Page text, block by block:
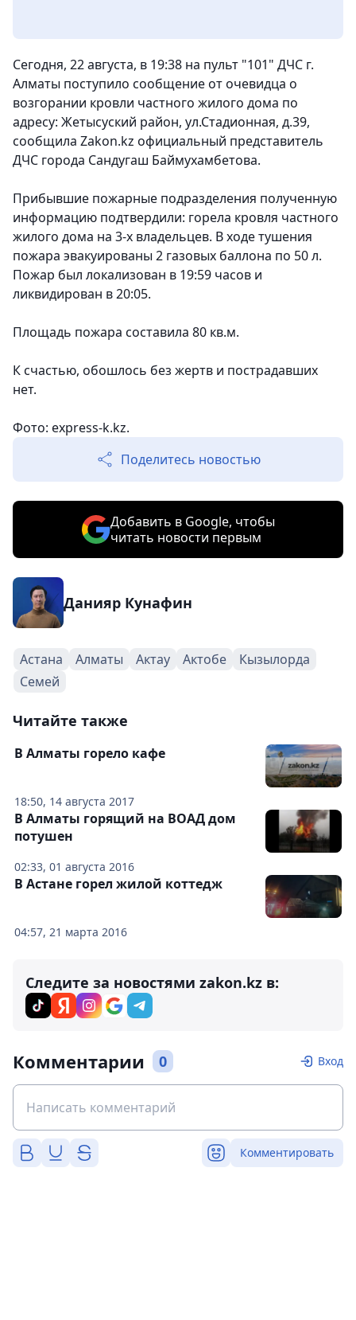
Сегодня, 22 августа, в 19:38 на пульт "101" ДЧС г.
Алматы поступило сообщение от очевидца о
возгорании кровли частного жилого дома по
адресу: Жетысуский район, ул.Стадионная, д.39,
сообщила Zakon.kz официальный представитель
ДЧС города Сандугаш Баймухамбетова.
Прибывшие пожарные подразделения полученную
информацию подтвердили: горела кровля частного
жилого дома на 3-х владельцев. В ходе тушения
пожара эвакуированы 2 газовых баллона по 50 л.
Пожар был локализован в 19:59 часов и
ликвидирован в 20:05.
Площадь пожара составила 80 кв.м.
К счастью, обошлось без жертв и пострадавших
нет.
Фото: express-k.kz.
Поделитесь новостью
Добавить в Google, чтобы
читать новости первым
Данияр Кунафин
Астана Алматы Актау Актобе
Кызылорда
Семей
Читайте также
18:50, 14 августа 2017
В Алматы горело кафе
02:33, 01 августа 2016
В Алматы горящий на ВОАД дом
потушен
04:57, 21 марта 2016
В Астане горел жилой коттедж
Следите за новостями zakon.kz в:
Комментарии 0 Вход
Комментировать